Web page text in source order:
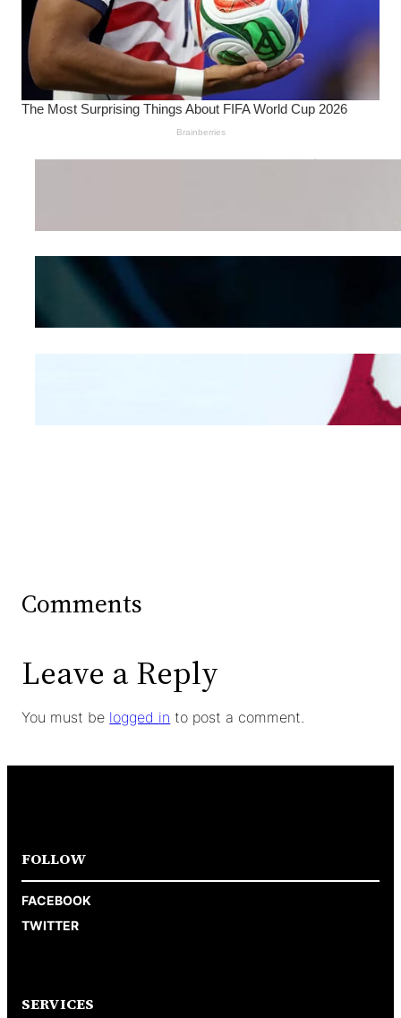
Wanita Pamer Pakaian
Kepribadian
Mengintip Kepribadian
Wanita Dari Warna Bra
Comments
Leave a Reply
You must be logged in to post a comment.
FOLLOW
FACEBOOK
TWITTER
SERVICES